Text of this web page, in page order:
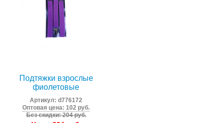
Подтяжки взрослые
фиолетовые
Артикул:d776172
Оптовая цена: 102 руб.
Без скидки: 204 руб.